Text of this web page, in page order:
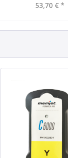
53,70 € *